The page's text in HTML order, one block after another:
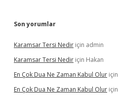
Son yorumlar
Karamsar Tersi Nedir için admin
Karamsar Tersi Nedir için Hakan
En Çok Dua Ne Zaman Kabul Olur için
En Çok Dua Ne Zaman Kabul Olur için